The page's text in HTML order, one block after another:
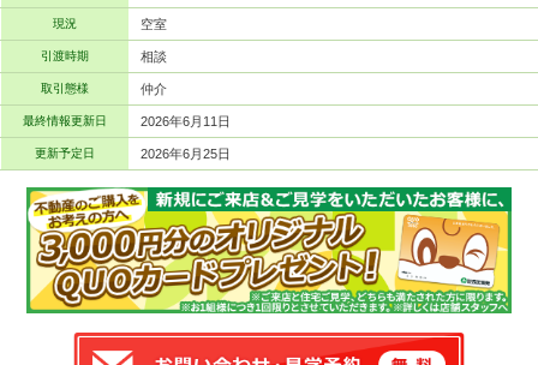
現況 空室
引渡時期 相談
取引態様 仲介
最終情報更新日 2026年6月11日
更新予定日 2026年6月25日